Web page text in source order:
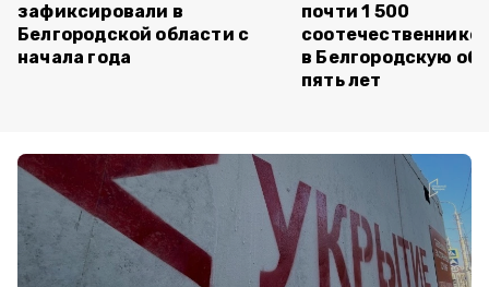
зафиксировали в
Белгородской области с
начала года
почти 1 500
в Белгородскую
пять лет